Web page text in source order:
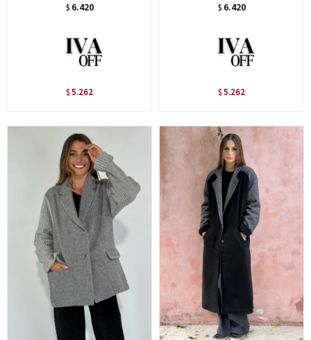
$ 6.420
$ 5.262
$ 6.420
$ 5.262